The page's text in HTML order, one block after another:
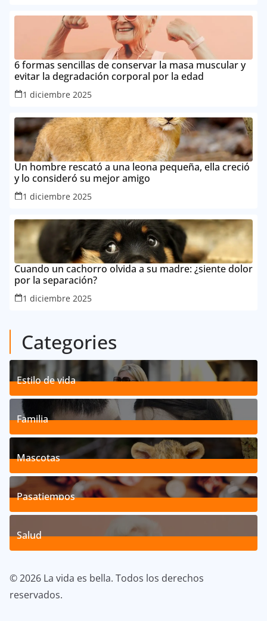
6 formas sencillas de conservar la masa muscular y
evitar la degradación corporal por la edad
1 diciembre 2025
Un hombre rescató a una leona pequeña, ella creció
y lo consideró su mejor amigo
1 diciembre 2025
Cuando un cachorro olvida a su madre: ¿siente dolor
por la separación?
1 diciembre 2025
Categories
Estilo de vida
192Posts
Familia
527Posts
Mascotas
119Posts
Pasatiempos
39Posts
Salud
© 2026 La vida es bella. Todos los derechos
reservados.